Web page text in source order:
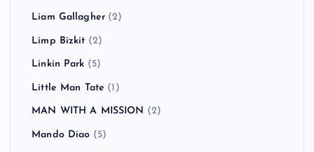
Liam Gallagher (2)
Limp Bizkit (2)
Linkin Park (5)
Little Man Tate (1)
MAN WITH A MISSION (2)
Mando Diao (5)